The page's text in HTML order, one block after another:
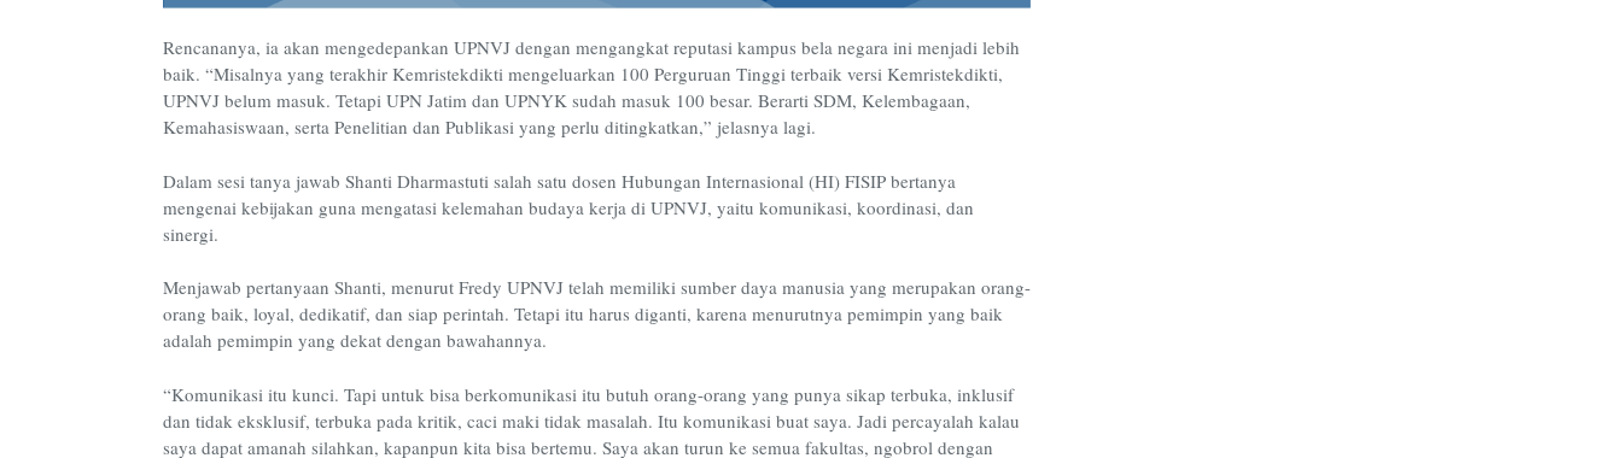
Rencananya, ia akan mengedepankan UPNVJ dengan mengangkat reputasi kampus bela negara ini menjadi lebih
baik. “Misalnya yang terakhir Kemristekdikti mengeluarkan 100 Perguruan Tinggi terbaik versi Kemristekdikti,
UPNVJ belum masuk. Tetapi UPN Jatim dan UPNYK sudah masuk 100 besar. Berarti SDM, Kelembagaan,
Kemahasiswaan, serta Penelitian dan Publikasi yang perlu ditingkatkan,” jelasnya lagi.
Dalam sesi tanya jawab Shanti Dharmastuti salah satu dosen Hubungan Internasional (HI) FISIP bertanya
mengenai kebijakan guna mengatasi kelemahan budaya kerja di UPNVJ, yaitu komunikasi, koordinasi, dan
sinergi.
Menjawab pertanyaan Shanti, menurut Fredy UPNVJ telah memiliki sumber daya manusia yang merupakan orang-
orang baik, loyal, dedikatif, dan siap perintah. Tetapi itu harus diganti, karena menurutnya pemimpin yang baik
adalah pemimpin yang dekat dengan bawahannya.
“Komunikasi itu kunci. Tapi untuk bisa berkomunikasi itu butuh orang-orang yang punya sikap terbuka, inklusif
dan tidak eksklusif, terbuka pada kritik, caci maki tidak masalah. Itu komunikasi buat saya. Jadi percayalah kalau
saya dapat amanah silahkan, kapanpun kita bisa bertemu. Saya akan turun ke semua fakultas, ngobrol dengan